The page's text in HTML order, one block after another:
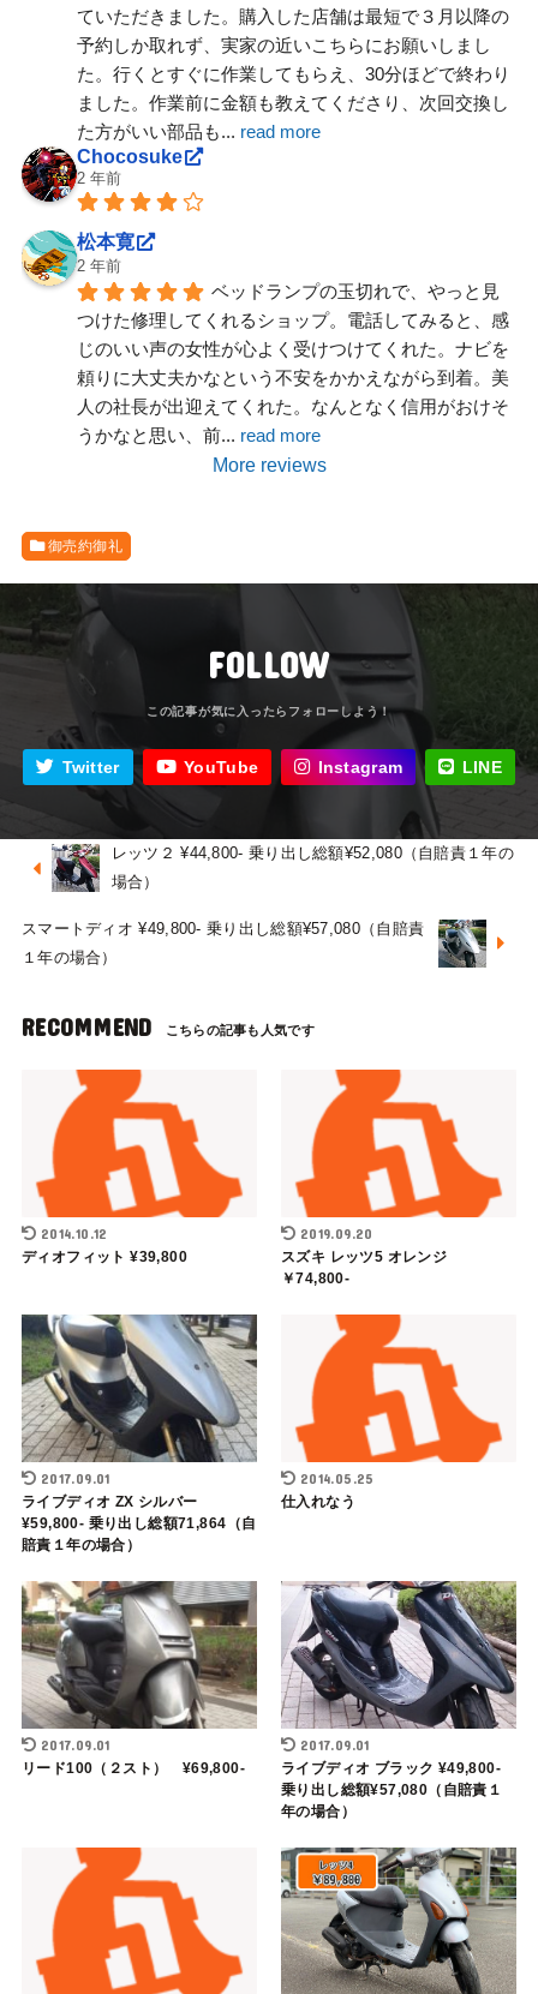
ていただきました。購入した店舗は最短で３月以降の
予約しか取れず、実家の近いこちらにお願いしまし
た。行くとすぐに作業してもらえ、30分ほどで終わり
ました。作業前に金額も教えてくださり、次回交換し
た方がいい部品も... read more
Chocosuke
2 年前
松本寛
2 年前
ベッドランプの玉切れで、やっと見
つけた修理してくれるショップ。電話してみると、感
じのいい声の女性が心よく受けつけてくれた。ナビを
頼りに大丈夫かなという不安をかかえながら到着。美
人の社長が出迎えてくれた。なんとなく信用がおけそ
うかなと思い、前... read more
More reviews
御売約御礼
FOLLOW
Twitter YouTube Instagram LINE
レッツ２ ¥44,800- 乗り出し総額¥52,080（自賠責１年の
場合）
スマートディオ ¥49,800- 乗り出し総額¥57,080（自賠責
１年の場合）
RECOMMEND
2014.10.12
ディオフィット ¥39,800
2019.09.20
スズキ レッツ5 オレンジ
￥74,800-
2017.09.01
ライブディオ ZX シルバー
¥59,800- 乗り出し総額71,864（自
賠責１年の場合）
2014.05.25
仕入れなう
2017.09.01
リード100（２スト） ¥69,800-
2017.09.01
ライブディオ ブラック ¥49,800-
乗り出し総額¥57,080（自賠責１
年の場合）